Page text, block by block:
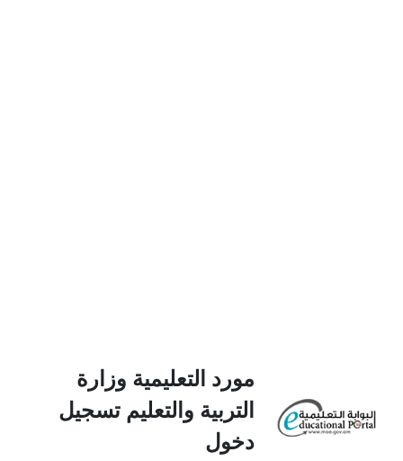
مورد التعليمية وزارة
التربية والتعليم تسجيل
دخول